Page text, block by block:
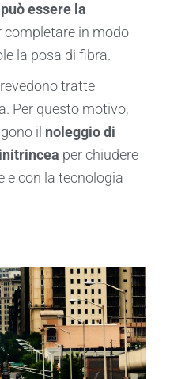
essere la
completare in modo
la posa di fibra.
tratte
Per questo motivo,
il noleggio di
per chiudere
e con la tecnologia